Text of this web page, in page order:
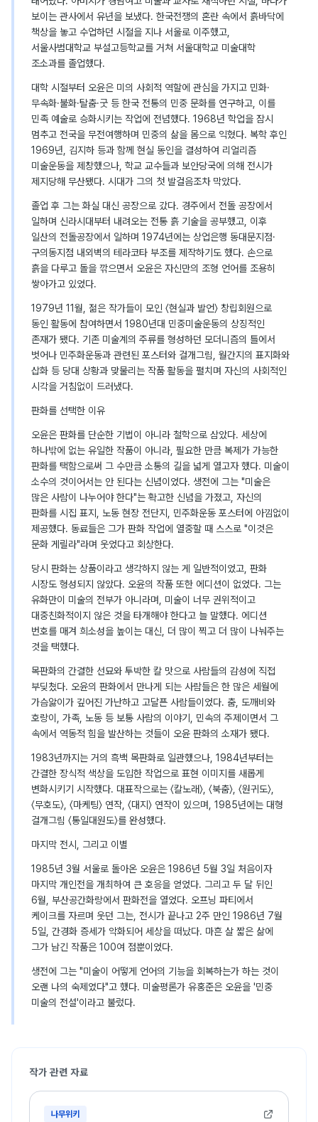
보이는 관사에서 유년을 보냈다. 한국전쟁의 혼란 속에서 흙바닥에
책상을 놓고 수업하던 시절을 지나 서울로 이주했고,
서울사범대학교 부설고등학교를 거쳐 서울대학교 미술대학
조소과를 졸업했다.
대학 시절부터 오윤은 미의 사회적 역할에 관심을 가지고 민화·
무속화·불화·탈춤·굿 등 한국 전통의 민중 문화를 연구하고, 이를
민족 예술로 승화시키는 작업에 전념했다. 1968년 학업을 잠시
멈추고 전국을 무전여행하며 민중의 삶을 몸으로 익혔다. 복학 후인
1969년, 김지하 등과 함께 현실 동인을 결성하여 리얼리즘
미술운동을 제창했으나, 학교 교수들과 보안당국에 의해 전시가
제지당해 무산됐다. 시대가 그의 첫 발걸음조차 막았다.
졸업 후 그는 화실 대신 공장으로 갔다. 경주에서 전돌 공장에서
일하며 신라시대부터 내려오는 전통 흙 기술을 공부했고, 이후
일산의 전돌공장에서 일하며 1974년에는 상업은행 동대문지점·
구의동지점 내외벽의 테라코타 부조를 제작하기도 했다. 손으로
흙을 다루고 돌을 깎으면서 오윤은 자신만의 조형 언어를 조용히
쌓아가고 있었다.
1979년 11월, 젊은 작가들이 모인 〈현실과 발언〉 창립회원으로
동인 활동에 참여하면서 1980년대 민중미술운동의 상징적인
존재가 됐다. 기존 미술계의 주류를 형성하던 모더니즘의 틀에서
벗어나 민주화운동과 관련된 포스터와 걸개그림, 월간지의 표지화와
삽화 등 당대 상황과 맞물리는 작품 활동을 펼치며 자신의 사회적인
시각을 거침없이 드러냈다.
판화를 선택한 이유
오윤은 판화를 단순한 기법이 아니라 철학으로 삼았다. 세상에
하나밖에 없는 유일한 작품이 아니라, 필요한 만큼 복제가 가능한
판화를 택함으로써 그 수만큼 소통의 길을 넓게 열고자 했다. 미술이
소수의 것이어서는 안 된다는 신념이었다. 생전에 그는 "미술은
많은 사람이 나누어야 한다"는 확고한 신념을 가졌고, 자신의
판화를 시집 표지, 노동 현장 전단지, 민주화운동 포스터에 아낌없이
제공했다. 동료들은 그가 판화 작업에 열중할 때 스스로 "이것은
문화 게릴라"라며 웃었다고 회상한다.
당시 판화는 상품이라고 생각하지 않는 게 일반적이었고, 판화
시장도 형성되지 않았다. 오윤의 작품 또한 에디션이 없었다. 그는
유화만이 미술의 전부가 아니라며, 미술이 너무 권위적이고
대중친화적이지 않은 것을 타개해야 한다고 늘 말했다. 에디션
번호를 매겨 희소성을 높이는 대신, 더 많이 찍고 더 많이 나눠주는
것을 택했다.
목판화의 간결한 선묘와 투박한 칼 맛으로 사람들의 감성에 직접
부딪쳤다. 오윤의 판화에서 만나게 되는 사람들은 한 많은 세월에
가슴앓이가 깊어진 가난하고 고달픈 사람들이었다. 춤, 도깨비와
호랑이, 가족, 노동 등 보통 사람의 이야기, 민속의 주제이면서 그
속에서 역동적 힘을 발산하는 것들이 오윤 판화의 소재가 됐다.
1983년까지는 거의 흑백 목판화로 일관했으나, 1984년부터는
간결한 장식적 색상을 도입한 작업으로 표현 이미지를 새롭게
변화시키기 시작했다. 대표작으로는 〈칼노래〉, 〈북춤〉, 〈원귀도〉,
〈무호도〉, 〈마케팅〉 연작, 〈대지〉 연작이 있으며, 1985년에는 대형
걸개그림 〈통일대원도〉를 완성했다.
마지막 전시, 그리고 이별
1985년 3월 서울로 돌아온 오윤은 1986년 5월 3일 처음이자
마지막 개인전을 개최하여 큰 호응을 얻었다. 그리고 두 달 뒤인
6월, 부산공간화랑에서 판화전을 열었다. 오프닝 파티에서
케이크를 자르며 웃던 그는, 전시가 끝나고 2주 만인 1986년 7월
5일, 간경화 증세가 악화되어 세상을 떠났다. 마흔 살 짧은 삶에
그가 남긴 작품은 100여 점뿐이었다.
생전에 그는 "미술이 어떻게 언어의 기능을 회복하는가 하는 것이
오랜 나의 숙제였다"고 했다. 미술평론가 유홍준은 오윤을 '민중
미술의 전설'이라고 불렀다.
작가 관련 자료
나무위키